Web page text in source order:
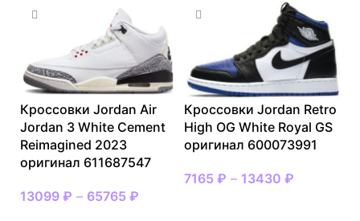
Кроссовки Jordan Air
Jordan 3 White Cement
Reimagined 2023
оригинал 611687547
13099 ₽ – 65765 ₽
Кроссовки Jordan Retro
High OG White Royal GS
оригинал 600073991
7165 ₽ – 13430 ₽